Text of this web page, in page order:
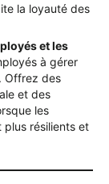
la loyauté des
et les
à gérer
Offrez des
et des
les
plus résilients et